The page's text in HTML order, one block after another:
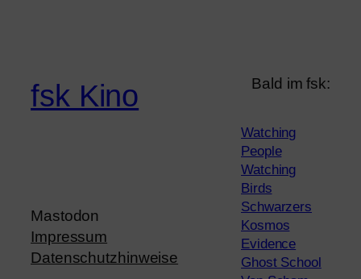
fsk Kino
Mastodon
Impressum
Datenschutzhinweise
Bald im fsk:
Watching
People
Watching
Birds
Schwarzers
Kosmos
Evidence
Ghost School